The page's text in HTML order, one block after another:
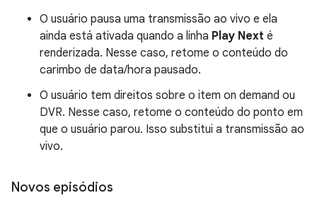
O usuário pausa uma transmissão ao vivo e ela
ainda está ativada quando a linha Play Next é
renderizada. Nesse caso, retome o conteúdo do
carimbo de data/hora pausado.
O usuário tem direitos sobre o item on demand ou
DVR. Nesse caso, retome o conteúdo do ponto em
que o usuário parou. Isso substitui a transmissão ao
vivo.
Novos episódios